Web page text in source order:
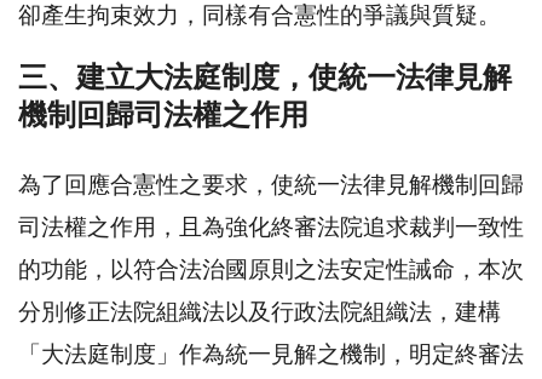
卻產生拘束效力，同樣有合憲性的爭議與質疑。
三、建立大法庭制度，使統一法律見解
機制回歸司法權之作用
為了回應合憲性之要求，使統一法律見解機制回歸
司法權之作用，且為強化終審法院追求裁判一致性
的功能，以符合法治國原則之法安定性誡命，本次
分別修正法院組織法以及行政法院組織法，建構
「大法庭制度」作為統一見解之機制，明定終審法